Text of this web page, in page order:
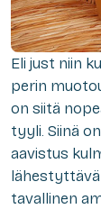
Eli just niin
perin
on siitä
tyyli. Siinä
aavistus
tavallinen